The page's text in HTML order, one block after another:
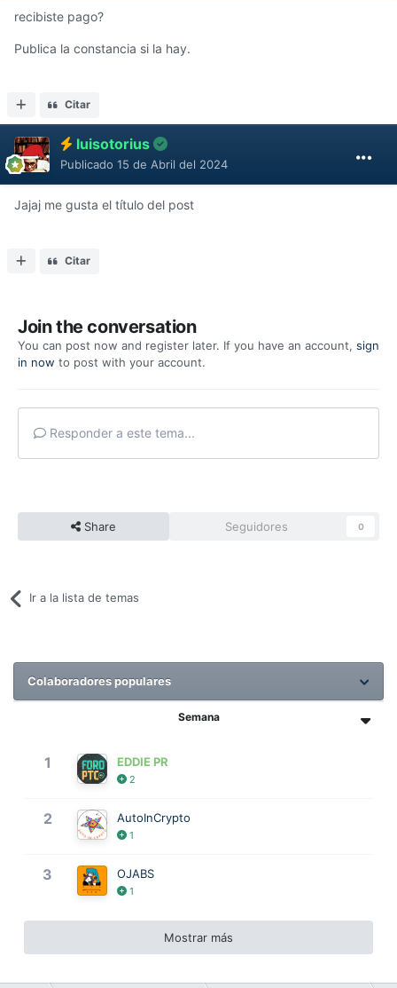
recibiste pago?
Publica la constancia si la hay.
Citar
luisotorius
Publicado 15 de Abril del 2024
Jajaj me gusta el título del post
Citar
Join the conversation
You can post now and register later. If you have an account, sign
in now to post with your account.
Responder a este tema...
Share Seguidores 0
Ir a la lista de temas
Colaboradores populares
Semana
1 EDDIE PR
2
2 AutoInCrypto
1
3 OJABS
1
Mostrar más